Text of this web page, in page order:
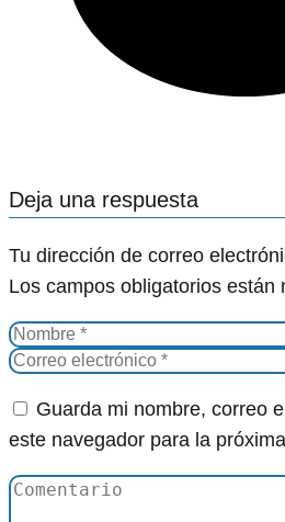
Deja una respuesta
Tu dirección de correo
Los campos obligatorios están
Guarda mi nombre, correo
este navegador para la